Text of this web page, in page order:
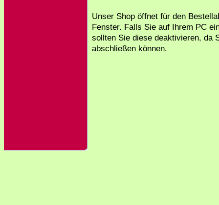
Unser Shop öffnet für den
Fenster. Falls Sie auf Ihrem PC
sollten Sie diese deaktivieren, da
abschließen können.